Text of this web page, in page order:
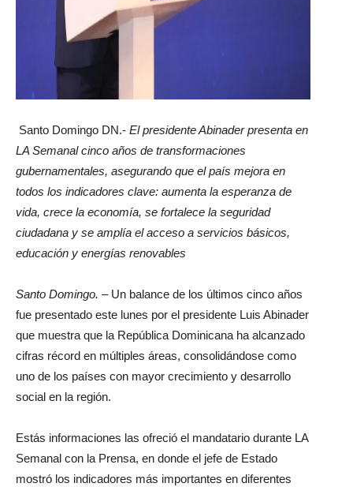
Santo Domingo DN.- El presidente Abinader presenta en
LA Semanal cinco años de transformaciones
gubernamentales, asegurando que el país mejora en
todos los indicadores clave: aumenta la esperanza de
vida, crece la economía, se fortalece la seguridad
ciudadana y se amplía el acceso a servicios básicos,
educación y energías renovables
Santo Domingo. –Un balance de los últimos cinco años
fue presentado este lunes por el presidente Luis Abinader
que muestra que la República Dominicana ha alcanzado
cifras récord en múltiples áreas, consolidándose como
uno de los países con mayor crecimiento y desarrollo
social en la región.
Estás informaciones las ofreció el mandatario durante LA
Semanal con la Prensa, en donde el jefe de Estado
mostró los indicadores más importantes en diferentes